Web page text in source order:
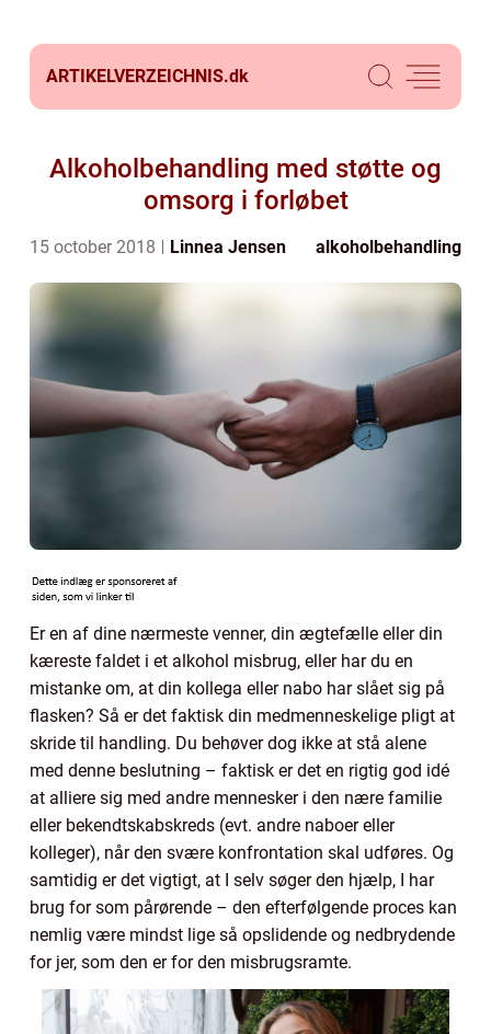
ARTIKELVERZEICHNIS.dk
Alkoholbehandling med støtte og
omsorg i forløbet
15 october 2018 Linnea Jensen alkoholbehandling
Er en af dine nærmeste venner, din ægtefælle eller din
kæreste faldet i et alkohol misbrug, eller har du en
mistanke om, at din kollega eller nabo har slået sig på
flasken? Så er det faktisk din medmenneskelige pligt at
skride til handling. Du behøver dog ikke at stå alene
med denne beslutning – faktisk er det en rigtig god idé
at alliere sig med andre mennesker i den nære familie
eller bekendtskabskreds (evt. andre naboer eller
kolleger), når den svære konfrontation skal udføres. Og
samtidig er det vigtigt, at I selv søger den hjælp, I har
brug for som pårørende – den efterfølgende proces kan
nemlig være mindst lige så opslidende og nedbrydende
for jer, som den er for den misbrugsramte.